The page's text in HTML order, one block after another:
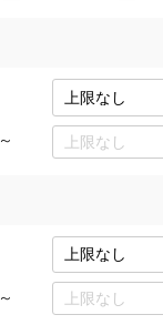
～
～